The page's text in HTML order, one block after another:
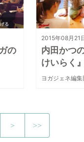
の
2015年08月21
内田かつ
けいらく
ヨガジェネ編集